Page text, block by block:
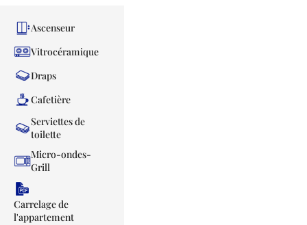
Ascenseur
Vitrocéramique
Draps
Cafetière
Serviettes de
toilette
Micro-ondes-
Grill
Carrelage de
l'appartement